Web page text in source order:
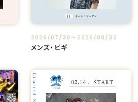
2026/07/30〜2026/08/30
メンズ・ビギ